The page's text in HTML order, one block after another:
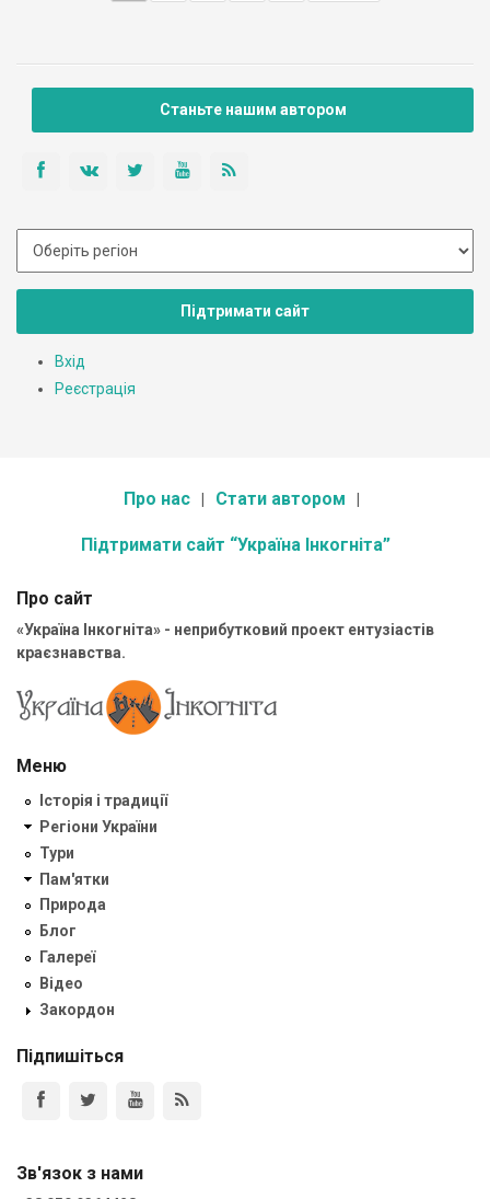
Станьте нашим автором
Підтримати сайт
Вхід
Реєстрація
Про нас Стати автором
Підтримати сайт “Україна Інкогніта”
Про сайт
«Україна Інкогніта» - неприбутковий проект ентузіастів
краєзнавства.
Меню
Історія і традиції
Регіони України
Тури
Пам'ятки
Природа
Блог
Галереї
Відео
Закордон
Підпишіться
Зв'язок з нами